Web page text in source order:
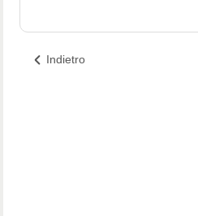
Indietro